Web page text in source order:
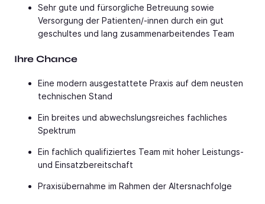
Sehr gute und fürsorgliche Betreuung sowie
Versorgung der Patienten/-innen durch ein gut
geschultes und lang zusammenarbeitendes Team
Ihre Chance
Eine modern ausgestattete Praxis auf dem neusten
technischen Stand
Ein breites und abwechslungsreiches fachliches
Spektrum
Ein fachlich qualifiziertes Team mit hoher Leistungs-
und Einsatzbereitschaft
Praxisübernahme im Rahmen der Altersnachfolge